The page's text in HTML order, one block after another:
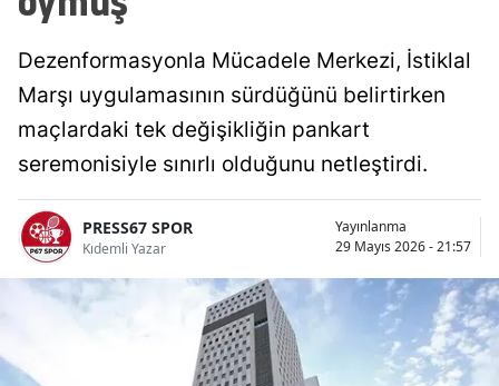
Dezenformasyonla Mücadele Merkezi, İstiklal
Marşı uygulamasının sürdüğünü belirtirken
maçlardaki tek değişikliğin pankart
seremonisiyle sınırlı olduğunu netleştirdi.
PRESS67 SPOR
Kıdemli Yazar
Yayınlanma
29 Mayıs 2026 - 21:57